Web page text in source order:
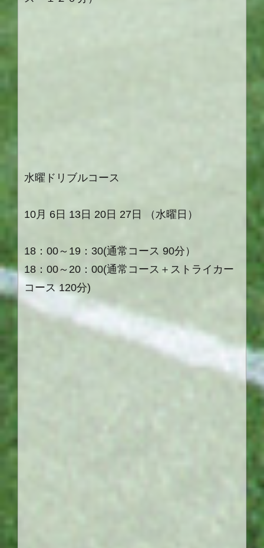
水曜ドリブルコース
10月 6日 13日 20日 27日 （水曜日）
18：00～19：30(通常コース 90分）
18：00～20：00(通常コース＋ストライカー
コース 120分)